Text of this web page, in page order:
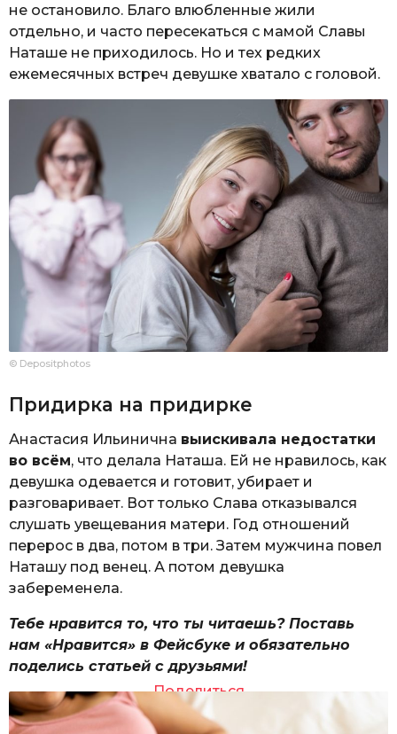
не остановило. Благо влюбленные жили
отдельно, и часто пересекаться с мамой Славы
Наташе не приходилось. Но и тех редких
ежемесячных встреч девушке хватало с головой.
© Depositphotos
Придирка на придирке
Анастасия Ильинична выискивала недостатки
во всём, что делала Наташа. Ей не нравилось, как
девушка одевается и готовит, убирает и
разговаривает. Вот только Слава отказывался
слушать увещевания матери. Год отношений
перерос в два, потом в три. Затем мужчина повел
Наташу под венец. А потом девушка
забеременела.
Тебе нравится то, что ты читаешь? Поставь
нам «Нравится» в Фейсбуке и обязательно
поделись статьей с друзьями!
Поделиться